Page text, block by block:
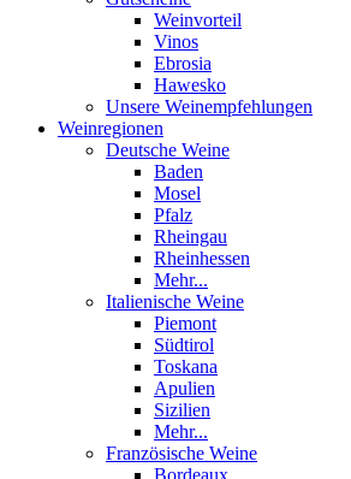
Weinvorteil
Vinos
Ebrosia
Hawesko
Unsere Weinempfehlungen
Weinregionen
Deutsche Weine
Baden
Mosel
Pfalz
Rheingau
Rheinhessen
Mehr...
Italienische Weine
Piemont
Südtirol
Toskana
Apulien
Sizilien
Mehr...
Französische Weine
Bordeaux